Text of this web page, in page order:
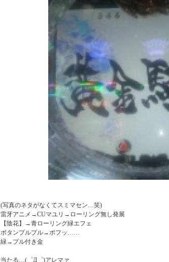
(写真のネタがなくてスミマセン…笑)
雷牙アニメ→CUマユリ→ローリング無し発展
【陰花】→青ローリング緑エフェ
ボタンプルプル→ポフッ……
緑→プル付き金
当たる…(゜Д゜)アレマァ